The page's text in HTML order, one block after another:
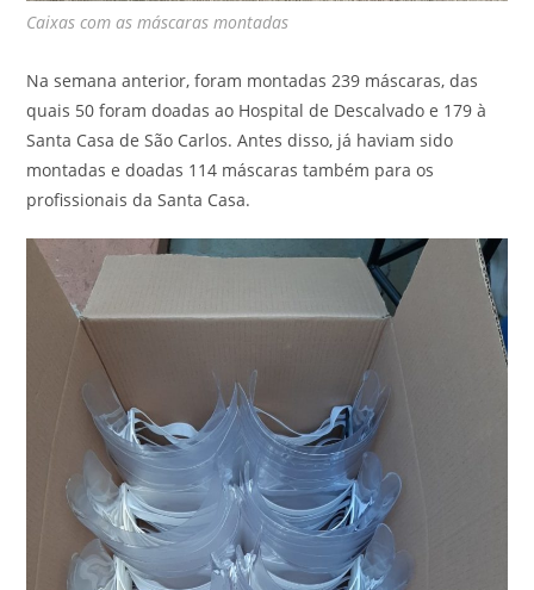
Caixas com as máscaras montadas
Na semana anterior, foram montadas 239 máscaras, das
quais 50 foram doadas ao Hospital de Descalvado e 179 à
Santa Casa de São Carlos. Antes disso, já haviam sido
montadas e doadas 114 máscaras também para os
profissionais da Santa Casa.